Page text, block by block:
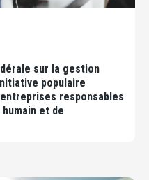
sur la gestion
populaire
responsables
et de